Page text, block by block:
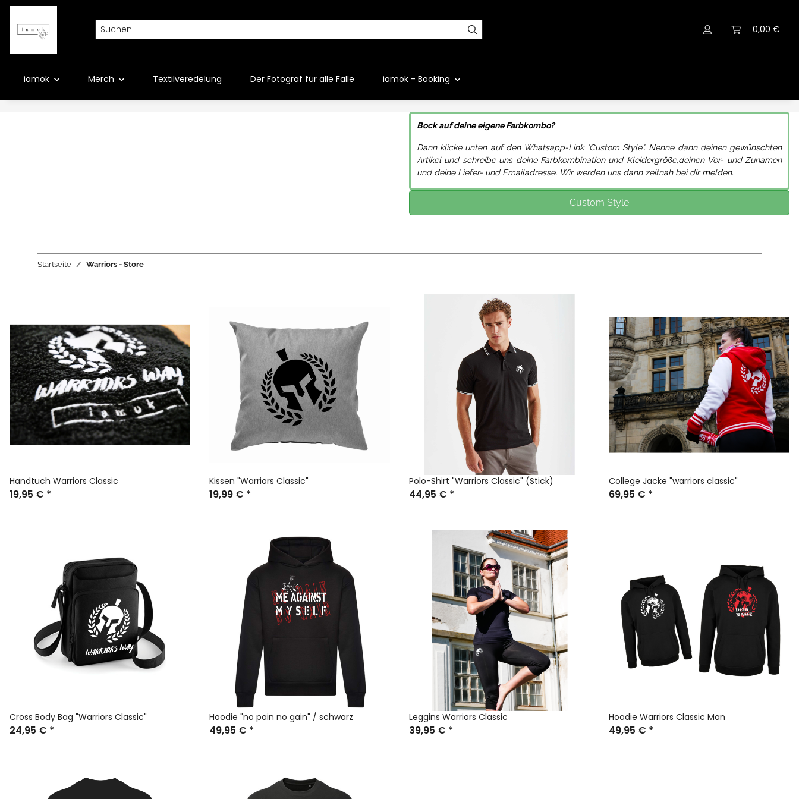
0,00 €
iamok Merch Textilveredelung Der Fotograf für alle Fälle iamok - Booking
Bock auf deine eigene Farbkombo?
Dann klicke unten auf den Whatsapp-Link "Custom Style". Nenne dann deinen gewünschten
Artikel und schreibe uns deineFarbkombination und Kleidergröße,deinen Vor- und Zunamen
und deine Liefer- und Emailadresse, Wir werden uns dann zeitnah bei dir melden.
Custom Style
Startseite Warriors - Store
Handtuch Warriors Classic
19,95 € *
Kissen "Warriors Classic"
19,99 € *
Polo-Shirt "Warriors Classic" (Stick)
44,95 € *
College Jacke "warriors classic"
69,95 € *
Cross Body Bag "Warriors Classic"
24,95 € *
Hoodie "no pain no gain" / schwarz
49,95 € *
Leggins Warriors Classic
39,95 € *
Hoodie Warriors Classic Man
49,95 € *